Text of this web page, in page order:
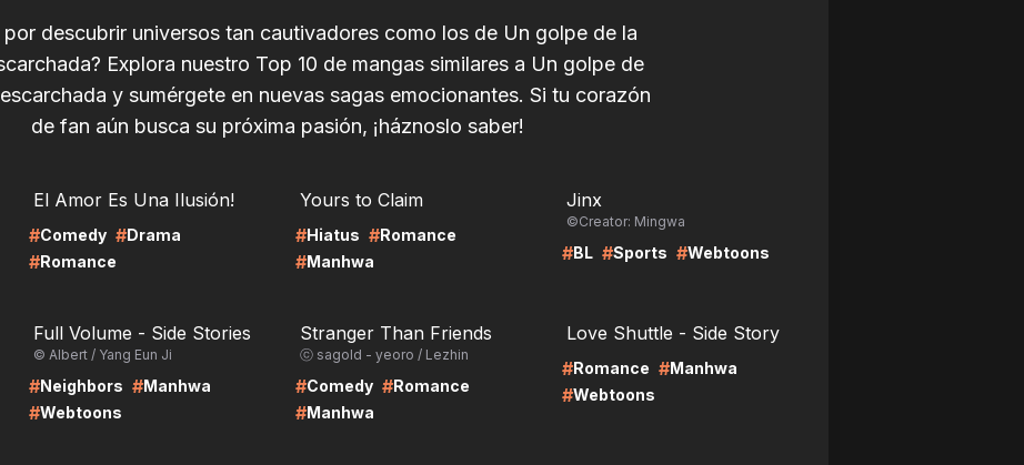
por descubrir universos tan cautivadores como los de Un golpe de la
Explora nuestro Top 10 de mangas similares a Un golpe de
y sumérgete en nuevas sagas emocionantes. Si tu corazón
de fan aún busca su próxima pasión, ¡háznoslo saber!
El Amor Es Una Ilusión!
#Comedy #Drama
#Romance
Yours to Claim
#Hiatus #Romance
#Manhwa
Jinx
©Creator: Mingwa
#BL #Sports #Webtoons
Full Volume - Side Stories
© Albert / Yang Eun Ji
#Neighbors #Manhwa
#Webtoons
Stranger Than Friends
ⓒ sagold - yeoro / Lezhin
#Comedy #Romance
#Manhwa
Love Shuttle - Side Story
#Romance #Manhwa
#Webtoons